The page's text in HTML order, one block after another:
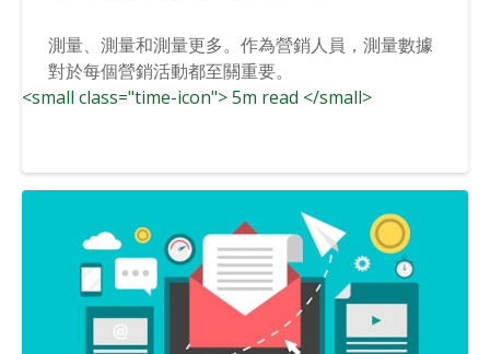
測量、測量和測量更多。作為營銷人員，測量數據
對於每個營銷活動都至關重要。
<small class="time-icon"> 5m read </small>